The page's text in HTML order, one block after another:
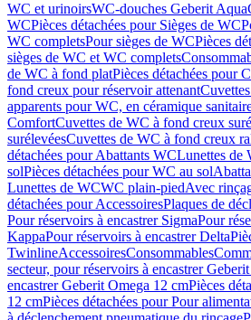
WC et urinoirsWC-douches Geberit
WCPièces détachées pour Sièges de WC
WC completsPour sièges de WCPièces
sièges de WC et WC complets
de WC à fond platPièces détachées pour
fond creux pour réservoir attenant
apparents pour WC, en céramique
ComfortCuvettes de WC à fond creux
surélevéesCuvettes de WC à fond creux
détachées pour Abattants WCLunettes de
solPièces détachées pour WC au sol
Lunettes de WCWC plain-piedAvec
détachées pour AccessoiresPlaques de
Pour réservoirs à encastrer SigmaPour
KappaPour réservoirs à encastrer Delta
TwinlineAccessoiresConsommables
secteur, pour réservoirs à encastrer
encastrer Geberit Omega 12 cmPièces
12 cmPièces détachées pour Pour